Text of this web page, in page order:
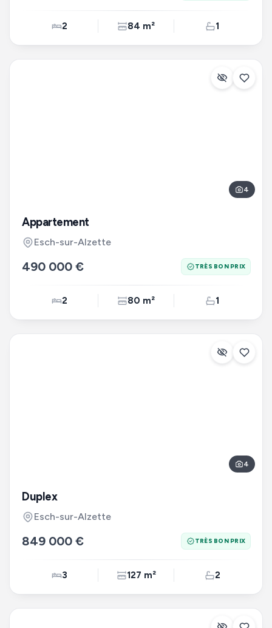
2 84 m² 1
4
Appartement
Esch-sur-Alzette
490 000 € TRÈS BON PRIX
2 80 m² 1
4
Duplex
Esch-sur-Alzette
849 000 € TRÈS BON PRIX
3 127 m² 2